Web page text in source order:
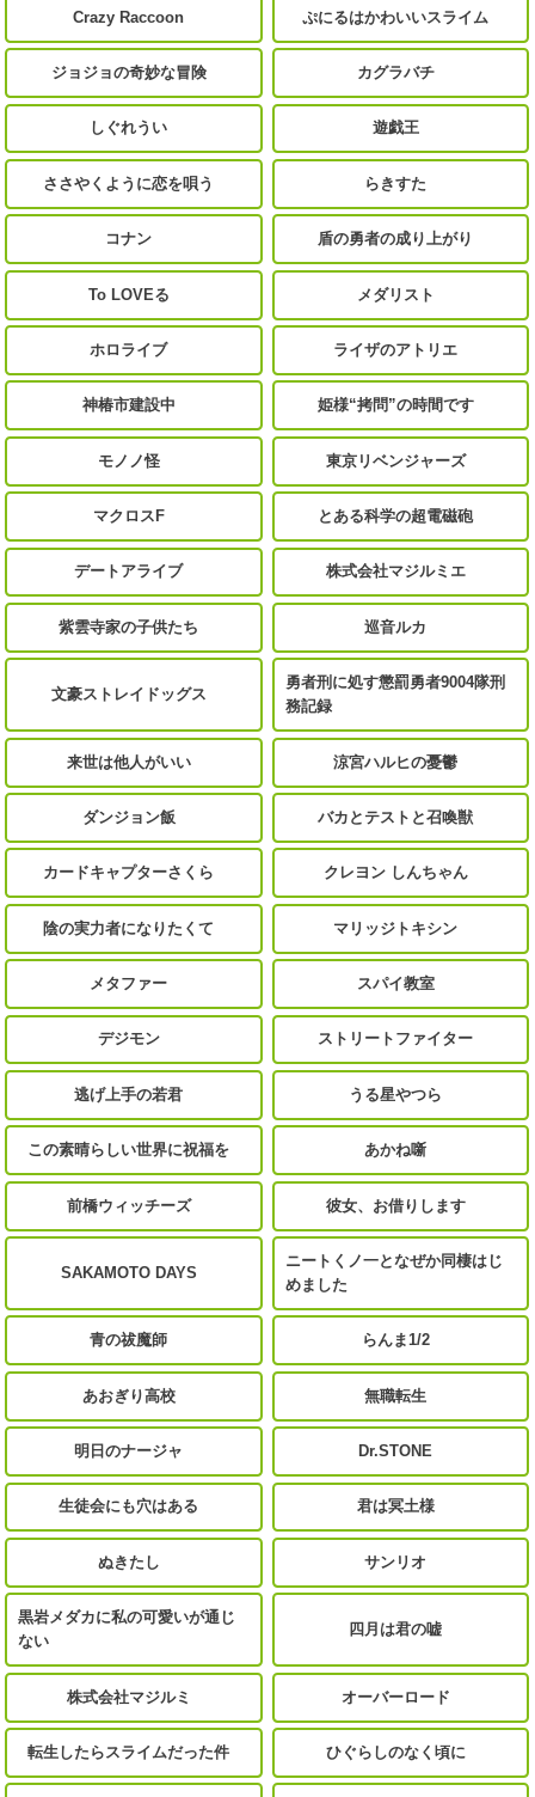
Crazy Raccoon ぷにるはかわいいスライム
ジョジョの奇妙な冒険 カグラバチ
しぐれうい 遊戯王
ささやくように恋を唄う らきすた
コナン 盾の勇者の成り上がり
To LOVEる メダリスト
ホロライブ ライザのアトリエ
神椿市建設中 姫様“拷問”の時間です
モノノ怪 東京リベンジャーズ
マクロスF とある科学の超電磁砲
デートアライブ 株式会社マジルミエ
紫雲寺家の子供たち 巡音ルカ
文豪ストレイドッグス
勇者刑に処す懲罰勇者9004隊刑
務記録
来世は他人がいい 涼宮ハルヒの憂鬱
ダンジョン飯 バカとテストと召喚獣
カードキャプターさくら クレヨン しんちゃん
陰の実力者になりたくて マリッジトキシン
メタファー スパイ教室
デジモン ストリートファイター
逃げ上手の若君 うる星やつら
この素晴らしい世界に祝福を あかね噺
前橋ウィッチーズ 彼女、お借りします
SAKAMOTO DAYS
ニートくノ一となぜか同棲はじ
めました
青の祓魔師 らんま1/2
あおぎり高校 無職転生
明日のナージャ Dr.STONE
生徒会にも穴はある 君は冥土様
ぬきたし サンリオ
黒岩メダカに私の可愛いが通じ
ない
四月は君の嘘
株式会社マジルミ オーバーロード
転生したらスライムだった件 ひぐらしのなく頃に